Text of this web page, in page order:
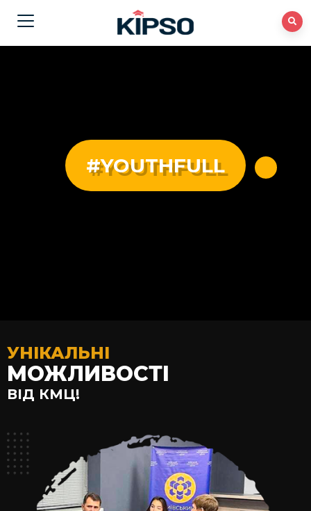
#YOUTHFULL
УНІКАЛЬНІ
МОЖЛИВОСТІ
ВІД КМЦ!